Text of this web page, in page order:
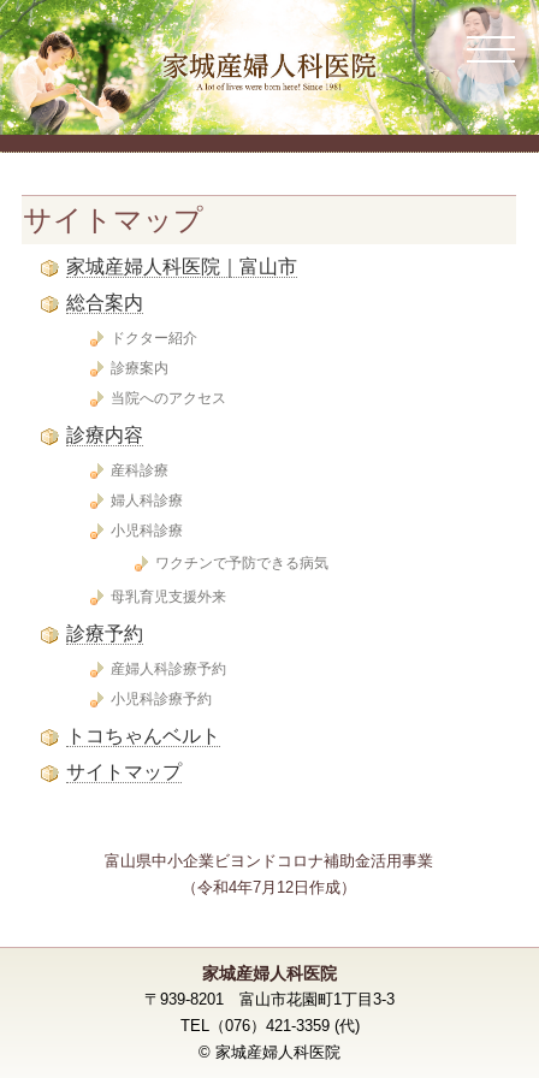
サイトマップ
家城産婦人科医院｜富山市
総合案内
ドクター紹介
診療案内
当院へのアクセス
診療内容
産科診療
婦人科診療
小児科診療
ワクチンで予防できる病気
母乳育児支援外来
診療予約
産婦人科診療予約
小児科診療予約
トコちゃんベルト
サイトマップ
富山県中小企業ビヨンドコロナ補助金活用事業
（令和4年7月12日作成）
家城産婦人科医院
〒939-8201 富山市花園町1丁目3-3
TEL（076）421-3359 (代)
© 家城産婦人科医院